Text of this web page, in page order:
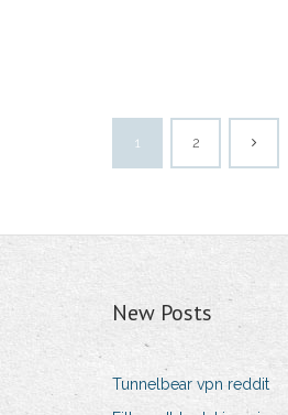
1 2
New Posts
Tunnelbear vpn reddit